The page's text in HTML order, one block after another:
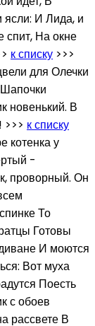
ясли: И Лида, и
спит, На окне
к списку >>>
для Олечки
новенький. В
>>> к списку
котенка у
-
проворный. Он
То
Готовы
И моются
Вот муха
Поесть
с обоев
рассвете В